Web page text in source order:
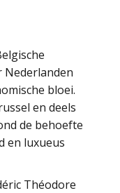
Nederlanden
bloei.
en deels
de behoefte
en luxueus
Théodore